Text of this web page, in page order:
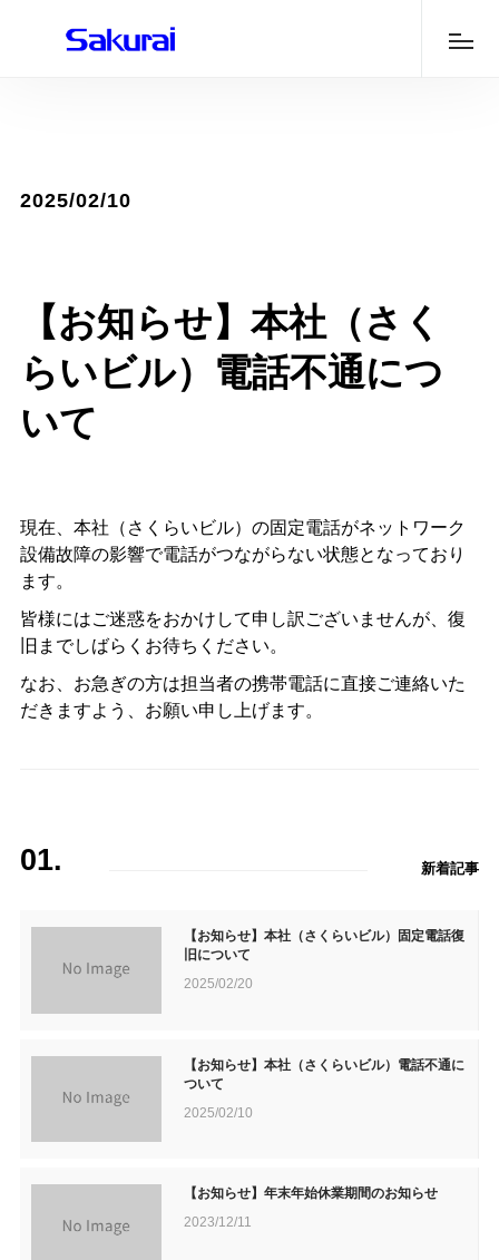
2025/02/10
【お知らせ】本社（さく
らいビル）電話不通につ
いて
現在、本社（さくらいビル）の固定電話がネットワーク
設備故障の影響で電話がつながらない状態となっており
ます。
皆様にはご迷惑をおかけして申し訳ございませんが、復
旧までしばらくお待ちください。
なお、お急ぎの方は担当者の携帯電話に直接ご連絡いた
だきますよう、お願い申し上げます。
01. 新着記事
【お知らせ】本社（さくらいビル）固定電話復
旧について
2025/02/20
【お知らせ】本社（さくらいビル）電話不通に
ついて
2025/02/10
【お知らせ】年末年始休業期間のお知らせ
2023/12/11